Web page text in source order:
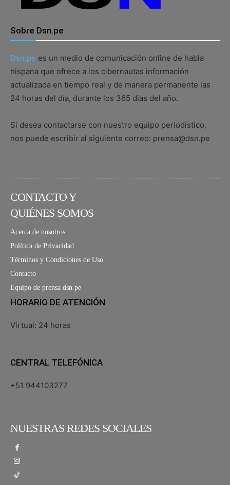
Sobre Dsn.pe
Dsn.pe es un medio de comunicación online de habla
hispana que ofrece a los cibernautas información
actualizada en tiempo real y de manera permanente las
24 horas del día, durante los 365 días del año.
Si desea contactarse con nuestro equipo periodístico,
nos puede escribir al siguiente correo: prensa@dsn.pe
CONTACTO Y
QUIÉNES SOMOS
Acerca de nosotros
Política de Privacidad
Términos y Condiciones de Uso
Contacto
Equipo de prensa dsn.pe
HORARIO DE ATENCIÓN
Virtual: 24 horas
CENTRAL TELEFÓNICA
+51 944103277
NUESTRAS REDES SOCIALES